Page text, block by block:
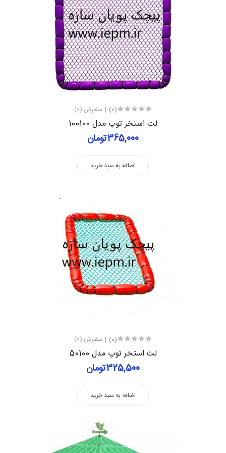
(0) سفارش (0)
لت استخر توپ مدل 100100
365,000تومان
اضافه به سبد خرید
(0) سفارش (0)
لت استخر توپ مدل 50100
325,500تومان
اضافه به سبد خرید